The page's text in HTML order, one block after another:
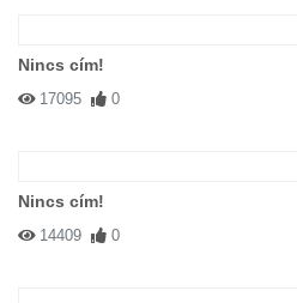
Nincs cím!
17095 0
Nincs cím!
14409 0